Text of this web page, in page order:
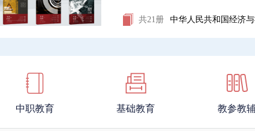
共21册 中华人民共和国经济与
中职教育 基础教育 教参教